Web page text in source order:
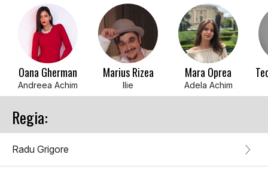
Oana Gherman
Andreea Achim
Marius Rizea
Ilie
Mara Oprea
Adela Achim
Regia:
Radu Grigore